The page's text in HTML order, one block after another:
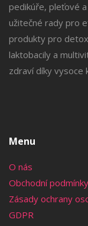
pedikúře, pleťové
užitečné rady pro
produkty pro
laktobacily a
zdraví díky vysoce
Menu
O nás
Obchodní podmínky
Zásady ochrany
GDPR